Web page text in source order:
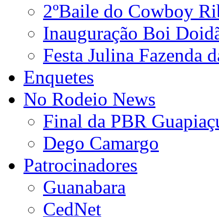
2ºBaile do Cowboy
Inauguração Boi
Festa Julina Fazenda
Enquetes
No Rodeio News
Final da PBR
Dego Camargo
Patrocinadores
Guanabara
CedNet